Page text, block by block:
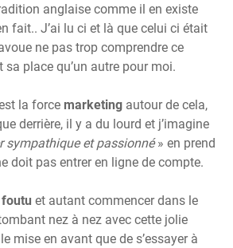
anglaise comme il en existe
fait.. J’ai lu ci et là que celui ci était
ne pas trop comprendre ce
place qu’un autre pour moi.
la force marketing autour de cela,
derrière, il y a du lourd et j’imagine
sympathique et passionné» en prend
doit pas entrer en ligne de compte.
foutu et autant commencer dans le
nez à nez avec cette jolie
mise en avant que de s’essayer à